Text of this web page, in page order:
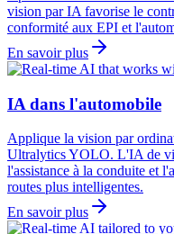
vision par IA favorise le
conformité aux EPI et
En savoir plus
IA dans l'automobile
Applique la vision par
Ultralytics YOLO. L'IA de
l'assistance à la conduite et
routes plus intelligentes.
En savoir plus